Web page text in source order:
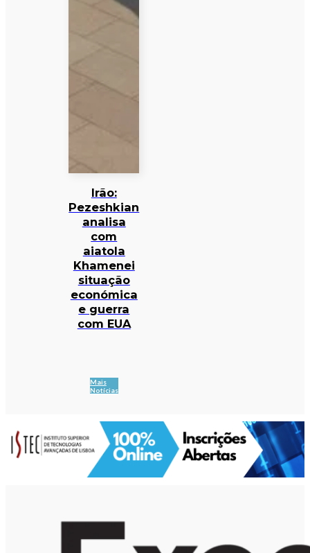
Irão:
Pezeshkian
analisa
com
aiatola
Khamenei
situação
económica
e guerra
com EUA
Mais
Notícias